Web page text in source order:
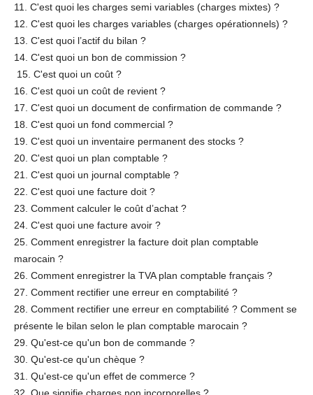
11. C'est quoi les charges semi variables (charges mixtes) ?
12. C'est quoi les charges variables (charges opérationnels) ?
13. C'est quoi l’actif du bilan ?
14. C'est quoi un bon de commission ?
15. C'est quoi un coût ?
16. C'est quoi un coût de revient ?
17. C'est quoi un document de confirmation de commande ?
18. C'est quoi un fond commercial ?
19. C'est quoi un inventaire permanent des stocks ?
20. C'est quoi un plan comptable ?
21. C'est quoi un journal comptable ?
22. C'est quoi une facture doit ?
23. Comment calculer le coût d’achat ?
24. C'est quoi une facture avoir ?
25. Comment enregistrer la facture doit plan comptable
marocain ?
26. Comment enregistrer la TVA plan comptable français ?
27. Comment rectifier une erreur en comptabilité ?
28. Comment rectifier une erreur en comptabilité ? Comment se
présente le bilan selon le plan comptable marocain ?
29. Qu'est-ce qu'un bon de commande ?
30. Qu'est-ce qu'un chèque ?
31. Qu'est-ce qu'un effet de commerce ?